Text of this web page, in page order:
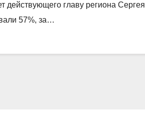
действующего главу региона Сергея
57%, за…